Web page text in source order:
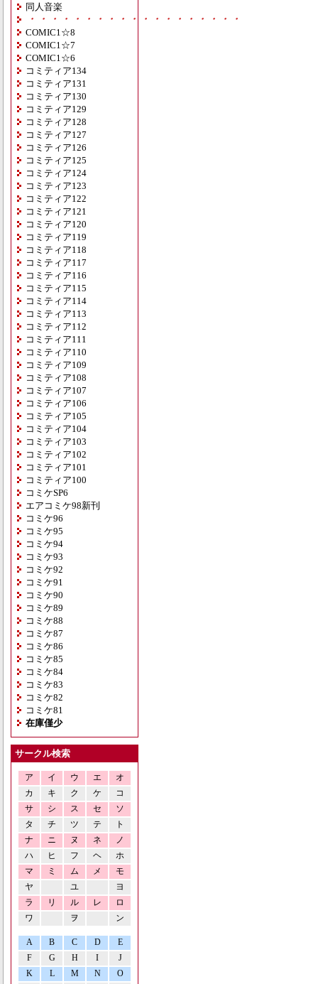
同人音楽
・・・・・・・・・・・・・・・・・・・
COMIC1☆8
COMIC1☆7
COMIC1☆6
コミティア134
コミティア131
コミティア130
コミティア129
コミティア128
コミティア127
コミティア126
コミティア125
コミティア124
コミティア123
コミティア122
コミティア121
コミティア120
コミティア119
コミティア118
コミティア117
コミティア116
コミティア115
コミティア114
コミティア113
コミティア112
コミティア111
コミティア110
コミティア109
コミティア108
コミティア107
コミティア106
コミティア105
コミティア104
コミティア103
コミティア102
コミティア101
コミティア100
コミケSP6
エアコミケ98新刊
コミケ96
コミケ95
コミケ94
コミケ93
コミケ92
コミケ91
コミケ90
コミケ89
コミケ88
コミケ87
コミケ86
コミケ85
コミケ84
コミケ83
コミケ82
コミケ81
在庫僅少
サークル検索
ア イ ウ エ
オ
カ
キ ク ケ
コ
サ
シ ス セ
ソ
タ
チ ツ テ
ト
ナ
ニ ヌ ネ
ノ
ハ
ヒ フ ヘ
ホ
マ
ミ ム メ
モ
ヤ
ユ
ヨ
ラ
リ ル レ
ロ
ワ
ヲ ン
A B C D
E
F
G H I
J
K
L M N O